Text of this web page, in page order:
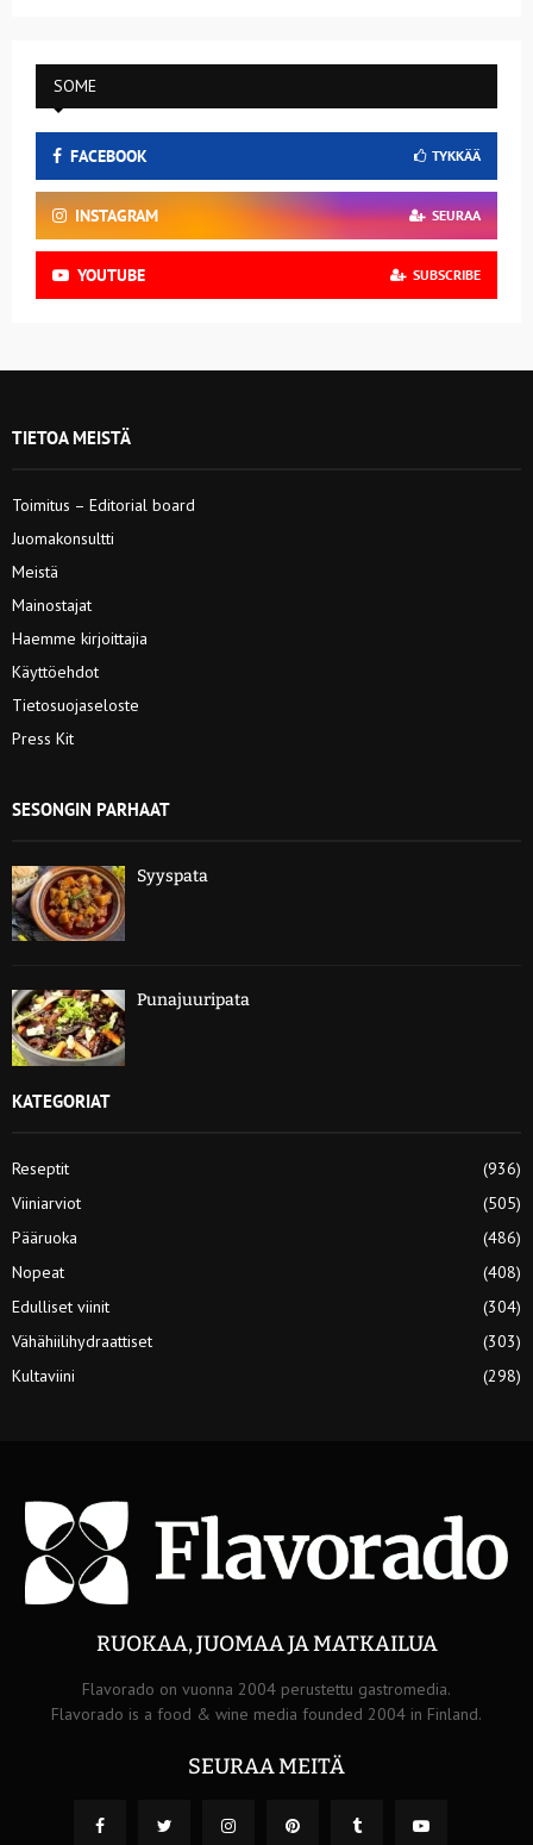
SOME
FACEBOOK TYKKÄÄ
INSTAGRAM SEURAA
YOUTUBE SUBSCRIBE
TIETOA MEISTÄ
Toimitus – Editorial board
Juomakonsultti
Meistä
Mainostajat
Haemme kirjoittajia
Käyttöehdot
Tietosuojaseloste
Press Kit
SESONGIN PARHAAT
Syyspata
Punajuuripata
KATEGORIAT
Reseptit
(936)
Viiniarviot
(505)
Pääruoka
(486)
Nopeat
(408)
Edulliset viinit
(304)
Vähähiilihydraattiset
(303)
Kultaviini
(298)
RUOKAA, JUOMAA JA MATKAILUA
Flavorado on vuonna 2004 perustettu gastromedia.
Flavorado is a food & wine media founded 2004 in Finland.
SEURAA MEITÄ